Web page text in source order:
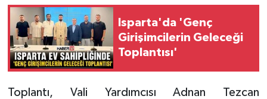
Isparta'da 'Genç
Girişimcilerin Geleceği
Toplantısı'
Toplantı, Vali Yardımcısı Adnan Tezcan
Spor
Tarihi Yapılarımız